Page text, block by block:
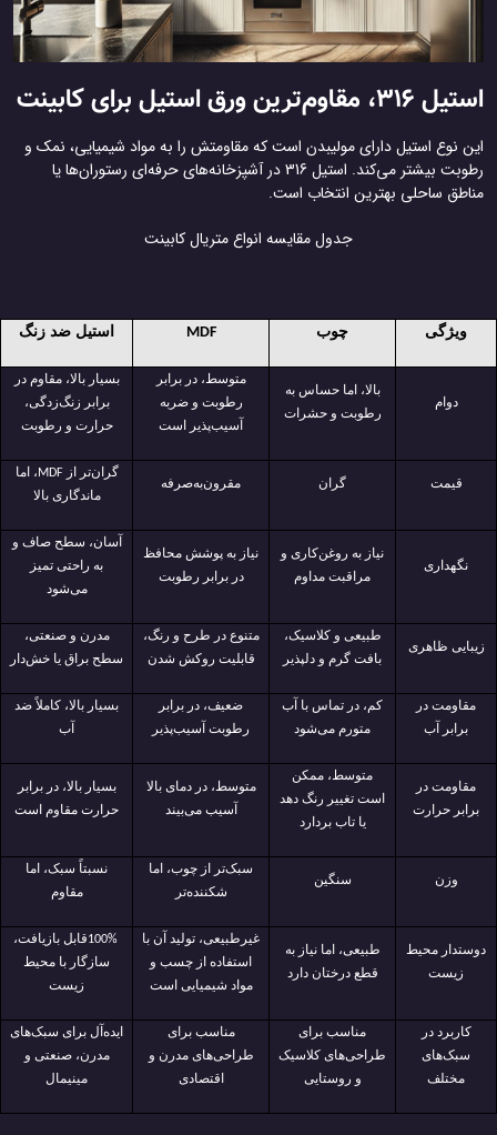
استیل 316، مقاوم‌ترین ورق استیل برای کابینت
این نوع استیل دارای مولیبدن است که مقاومتش را به مواد شیمیایی، نمک و
رطوبت بیشتر می‌کند. استیل 316 در آشپزخانه‌های حرفه‌ای رستوران‌ها یا
مناطق ساحلی بهترین انتخاب است.
جدول مقایسه‌ انواع متریال کابینت
ویژگی چوب MDF استیل ضد زنگ
دوام
بالا، اما حساس به
رطوبت و حشرات
متوسط، در برابر
رطوبت و ضربه
آسیب‌پذیر است
بسیار بالا، مقاوم در
برابر زنگ‌زدگی،
حرارت و رطوبت
قیمت گران مقرون‌به‌صرفه
گران‌تر از MDF ، اما
ماندگاری بالا
نگهداری
نیاز به روغن‌کاری و
مراقبت مداوم
نیاز به پوشش محافظ
در برابر رطوبت
آسان، سطح صاف و
به راحتی تمیز
می‌شود
زیبایی ظاهری
طبیعی و کلاسیک،
بافت گرم و دلپذیر
متنوع در طرح و رنگ،
قابلیت روکش شدن
مدرن و صنعتی،
سطح براق یا خش‌دار
مقاومت در
برابر آب
کم، در تماس با آب
متورم می‌شود
ضعیف، در برابر
رطوبت آسیب‌پذیر
بسیار بالا، کاملاً ضد
آب
مقاومت در
برابر حرارت
متوسط، ممکن
است تغییر رنگ دهد
یا تاب بردارد
متوسط، در دمای بالا
آسیب می‌بیند
بسیار بالا، در برابر
حرارت مقاوم است
وزن سنگین
سبک‌تر از چوب، اما
شکننده‌تر
نسبتاً سبک، اما
مقاوم
دوستدار محیط
زیست
طبیعی، اما نیاز به
قطع درختان دارد
غیرطبیعی، تولید آن با
استفاده از چسب و
مواد شیمیایی است
100%قابل بازیافت،
سازگار با محیط
زیست
کاربرد در
سبک‌های
مختلف
مناسب برای
طراحی‌های کلاسیک
و روستایی
مناسب برای
طراحی‌های مدرن و
اقتصادی
ایده‌آل برای سبک‌های
مدرن، صنعتی و
مینیمال